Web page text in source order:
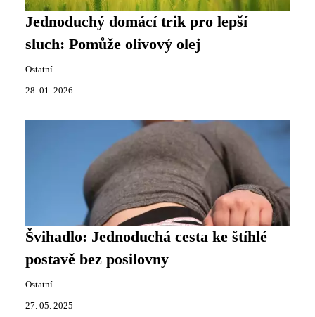
Jednoduchý domácí trik pro lepší
sluch: Pomůže olivový olej
Ostatní
28. 01. 2026
Švihadlo: Jednoduchá cesta ke štíhlé
postavě bez posilovny
Ostatní
27. 05. 2025